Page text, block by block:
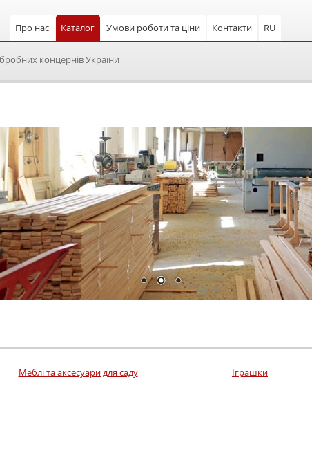
Про нас Каталог Умови роботи та ціни Контакти RU
концернів України
Меблі та аксесуари для саду Іграшки